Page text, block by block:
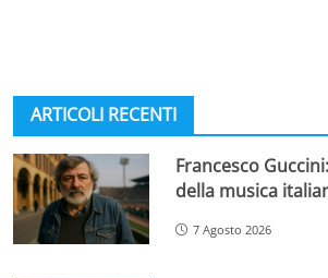
ARTICOLI RECENTI
Francesco
della musica
7 Agosto 2026